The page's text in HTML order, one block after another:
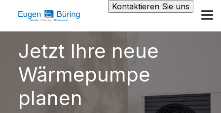
Kontaktieren Sie uns
Jetzt Ihre neue
Wärmepumpe
planen